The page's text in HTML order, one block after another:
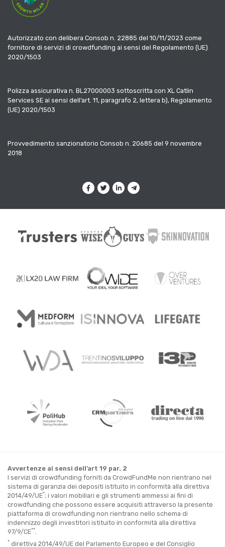
Autorizzato con delibera Consob n. 22885 del 10/11/2023 come
fornitore di servizi di crowdfunding ai sensi del Regolamento (UE)
2020/1503
Polizza assicurativa n. BL27000003 sottoscritta con XL Catlin
Services SE ai sensi dell’art. 11, paragrafo 2, lettera b), Regolamento
(UE) 2020/1503
Provvedimento sanzionatorio Consob n. 20685 del 9 novembre
2018
Avvertenze ai sensi dell’art 19 par. 2
I servizi di crowdfunding forniti da CrowdFundMe non rientrano nel
sistema di garanzia dei depositi istituito in conformità alla direttiva
2014/49/UE*; i valori mobiliari e gli strumenti ammessi ai fini di
crowdfunding che possono essere acquisiti attraverso la presente
piattaforma di crowdfunding non rientrano nello schema di
indennizzo degli investitori istituito in conformità alla direttiva
97/9/CE**
* direttiva 2014/49/UE del Parlamento Europeo e del Consiglio